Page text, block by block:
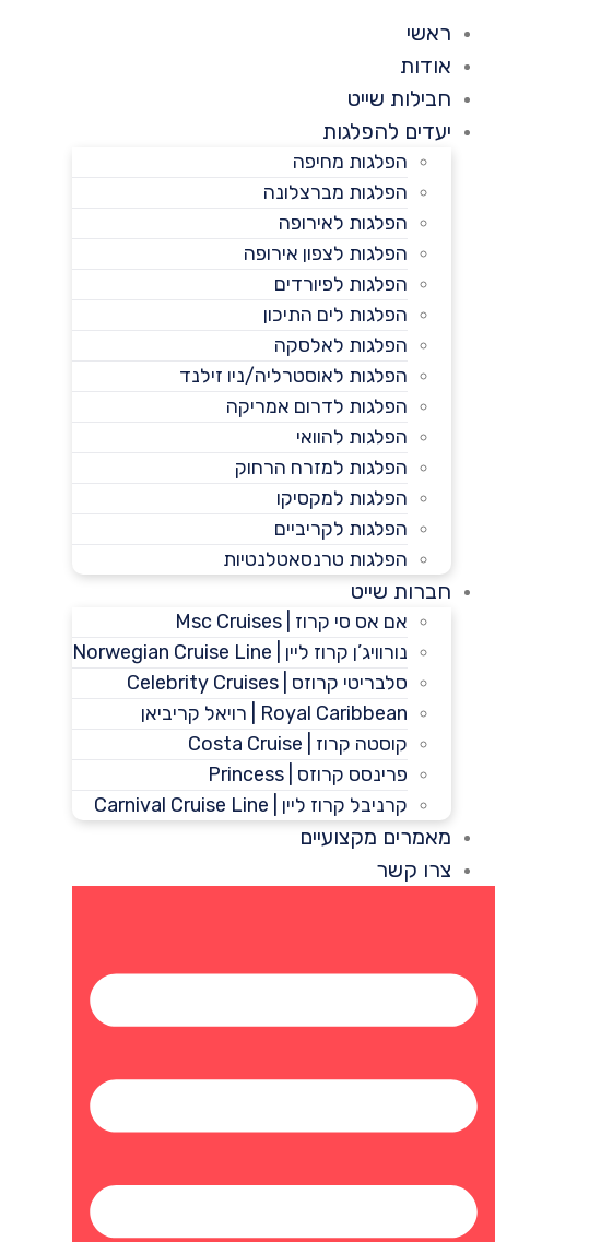
ראשי
אודות
חבילות שייט
יעדים להפלגות
הפלגות מחיפה
הפלגות מברצלונה
הפלגות לאירופה
הפלגות לצפון אירופה
הפלגות לפיורדים
הפלגות לים התיכון
הפלגות לאלסקה
הפלגות לאוסטרליה/ניו זילנד
הפלגות לדרום אמריקה
הפלגות להוואי
הפלגות למזרח הרחוק
הפלגות למקסיקו
הפלגות לקריביים
הפלגות טרנסאטלנטיות
חברות שייט
אם אס סי קרוז | Msc Cruises
נורוויג’ן קרוז ליין | Norwegian Cruise Line
סלבריטי קרוזס | Celebrity Cruises
Royal Caribbean | רויאל קריביאן
קוסטה קרוז | Costa Cruise
פרינסס קרוזס | Princess
קרניבל קרוז ליין | Carnival Cruise Line
מאמרים מקצועיים
צרו קשר